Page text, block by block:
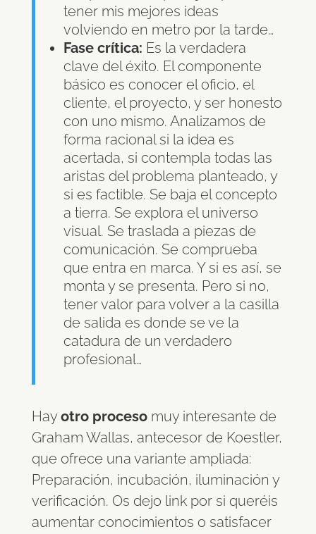
tener mis mejores ideas
volviendo en metro por la tarde…
Fase crítica: Es la verdadera
clave del éxito. El componente
básico es conocer el oficio, el
cliente, el proyecto, y ser honesto
con uno mismo. Analizamos de
forma racional si la idea es
acertada, si contempla todas las
aristas del problema planteado, y
si es factible. Se baja el concepto
a tierra. Se explora el universo
visual. Se traslada a piezas de
comunicación. Se comprueba
que entra en marca. Y si es así, se
monta y se presenta. Pero si no,
tener valor para volver a la casilla
de salida es donde se ve la
catadura de un verdadero
profesional…
Hayotro procesomuy interesante de
Graham Wallas, antecesor de Koestler,
que ofrece una variante ampliada:
Preparación, incubación, iluminación y
verificación. Os dejo link por si queréis
aumentar conocimientos o satisfacer